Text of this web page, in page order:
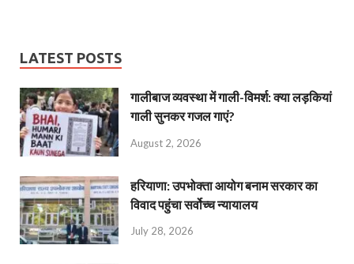
LATEST POSTS
गालीबाज व्‍यवस्‍था में गाली-विमर्श: क्या लड़कियां
गाली सुनकर गजल गाएं?
August 2, 2026
हरियाणा: उपभोक्ता आयोग बनाम सरकार का
विवाद पहुंचा सर्वोच्च न्यायालय
July 28, 2026